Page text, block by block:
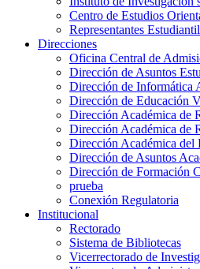
Centro de Estudios
Representantes
Direcciones
Oficina Central de
Dirección de Asuntos
Dirección de Informática
Dirección de Educación
Dirección Académica de
Dirección Académica de
Dirección Académica del
Dirección de Asuntos
Dirección de Formación
prueba
Conexión Regulatoria
Institucional
Rectorado
Sistema de Bibliotecas
Vicerrectorado de